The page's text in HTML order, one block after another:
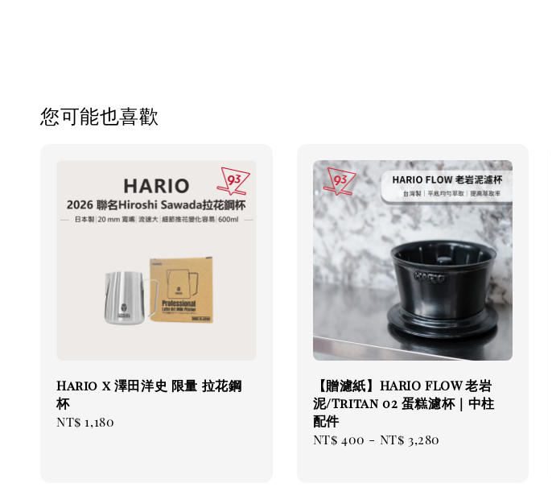
您可能也喜歡
Hario x 澤田洋史 限量 拉花鋼
杯
Regular
NT$ 1,180
【贈濾紙】HARIO FLOW 老岩
泥/Tritan 02 蛋糕濾杯｜中柱
配件
Regular
NT$ 400 - NT$ 3,280